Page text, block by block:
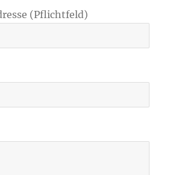
(Pflichtfeld)